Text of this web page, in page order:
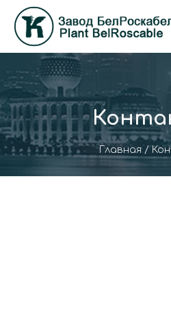
Главная/